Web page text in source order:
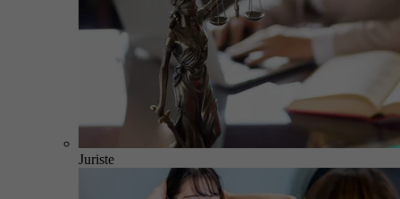
Juriste